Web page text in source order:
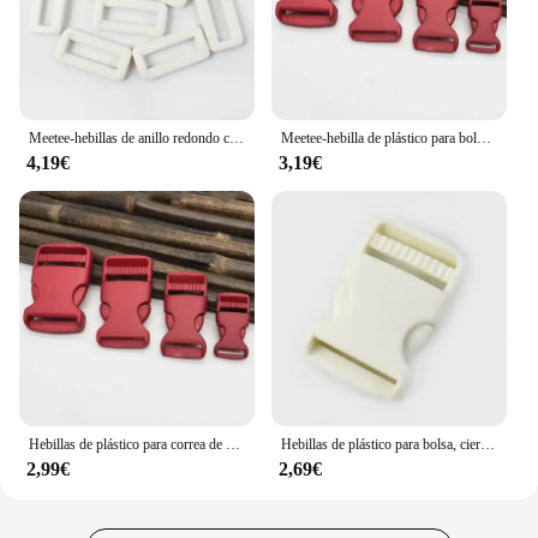
companion.
Meetee-hebillas de anillo redondo cuadradas de plástico, gancho conector de correa de bolsa, correas de ajuste, hebilla de cinturón, accesorio de costura, 15/20/25/30mm, 20/50 piezas
4,19€
Meetee-hebilla de plástico para bolso, cierres de liberación rápida, correa de mochila, cierre ajustable, gancho para Collar de perro, accesorios DIY, 5/10 piezas, 15/20/25/30mm
3,19€
Hebillas de plástico para correa de bolso, hebilla de Liberación lateral de 5/20 piezas, 15/20/25/30mm, cierre rápido, Collar de perro, gancho para cinturón, reemplazo DIY
2,99€
Hebillas de plástico para bolsa, cierre de liberación rápida, correa, cierre, cinturón, Collar de perro, gancho, manualidades, 5/10 Uds., 15/20/25/30mm
2,69€